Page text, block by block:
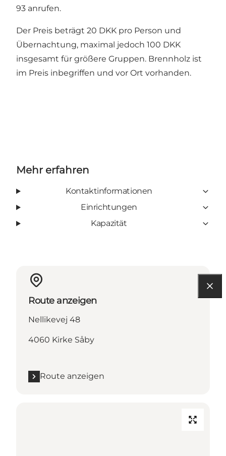
93 anrufen.
Der Preis beträgt 20 DKK pro Person und
Übernachtung, maximal jedoch 100 DKK
insgesamt für größere Gruppen. Brennholz ist
im Preis inbegriffen und vor Ort vorhanden.
Mehr erfahren
Kontaktinformationen
Einrichtungen
Kapazität
Route anzeigen
Nellikevej 48
4060 Kirke Såby
Route anzeigen